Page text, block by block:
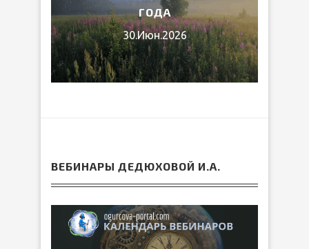
ГОДА
30.Июн.2026
ВЕБИНАРЫ ДЕДЮХОВОЙ И.А.